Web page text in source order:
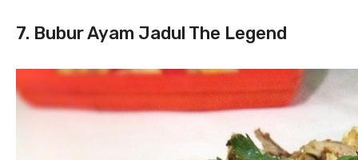
7. Bubur Ayam Jadul The Legend